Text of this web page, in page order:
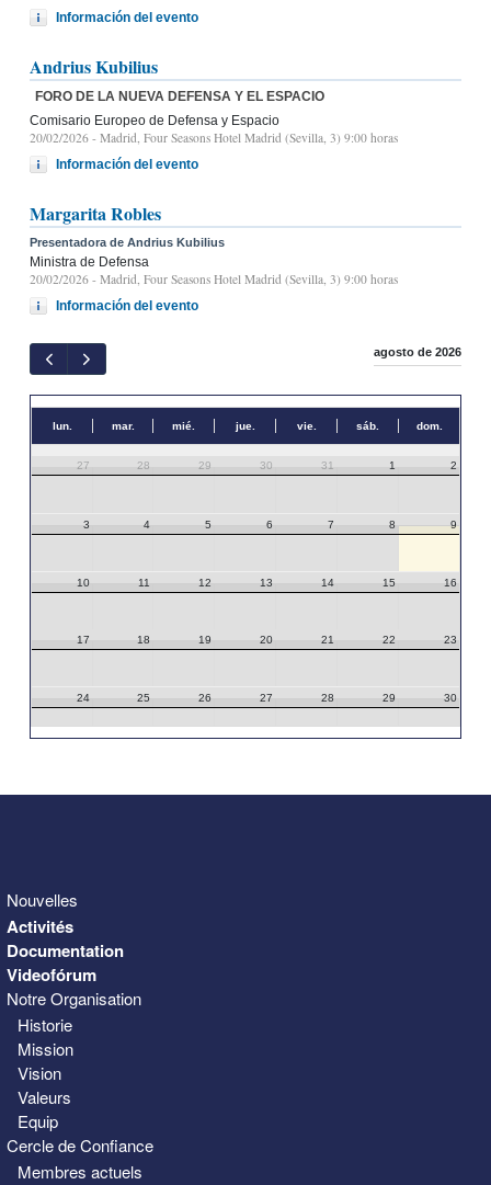
Información del evento
Andrius Kubilius
FORO DE LA NUEVA DEFENSA Y EL ESPACIO
Comisario Europeo de Defensa y Espacio
20/02/2026 - Madrid, Four Seasons Hotel Madrid (Sevilla, 3) 9:00 horas
Información del evento
Margarita Robles
Presentadora de Andrius Kubilius
Ministra de Defensa
20/02/2026 - Madrid, Four Seasons Hotel Madrid (Sevilla, 3) 9:00 horas
Información del evento
agosto de 2026
lun. mar. mié. jue. vie. sáb. dom.
27 28 29 30 31 1 2
3 4 5 6 7 8 9
10 11 12 13 14 15 16
17 18 19 20 21 22 23
24 25 26 27 28 29 30
Nouvelles
Activités
Documentation
Videofórum
Notre Organisation
Historie
Mission
Vision
Valeurs
Equip
Cercle de Confiance
Membres actuels